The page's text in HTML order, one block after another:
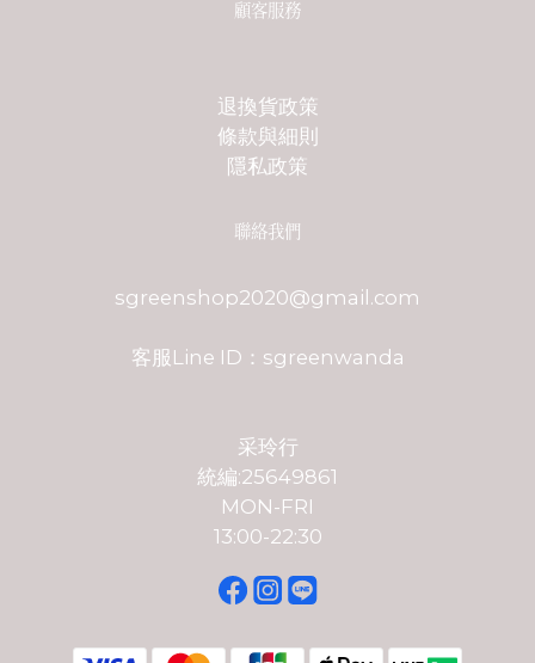
顧客服務
退換貨政策
條款與細則
隱私政策
聯絡我們
sgreenshop2020@gmail.com
客服Line ID：sgreenwanda
采玲行
統編:25649861
MON-FRI
13:00-22:30